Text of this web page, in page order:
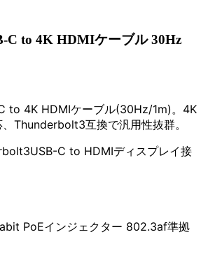
C to 4K HDMIケーブル 30Hz
to 4K HDMIケーブル(30Hz/1m)。4K
Thunderbolt3互換で汎用性抜群。
USB-C to HDMIディスプレイ接
PoEインジェクター 802.3af準拠